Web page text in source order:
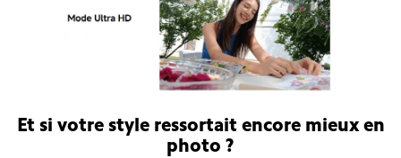
Et si votre style ressortait encore mieux en
photo ?